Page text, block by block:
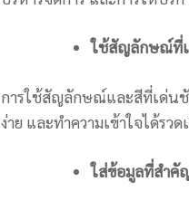
ใช้สัญลักษณ์ที่เ
การใช้สัญลักษณ์และสีที่เด่นชั
ง่าย และทำความเข้าใจได้รวด
ใส่ข้อมูลที่สำคั